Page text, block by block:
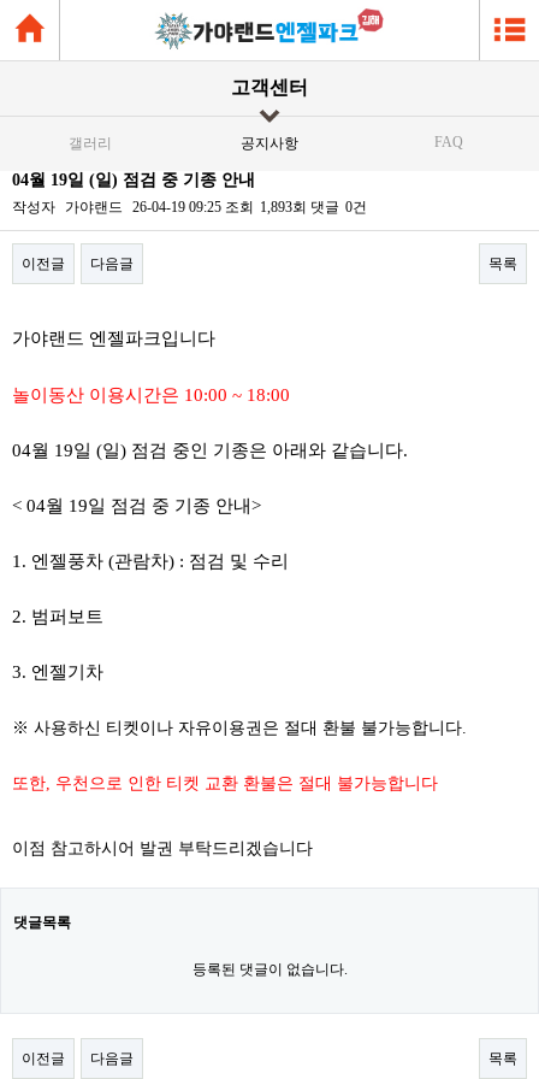
고객센터
갤러리 공지사항 FAQ
04월 19일 (일) 점검 중 기종 안내
작성자 가야랜드 26-04-19 09:25 조회 1,893회 댓글 0건
이전글 다음글 목록
가야랜드 엔젤파크입니다
놀이동산 이용시간은 10:00 ~ 18:00
04월 19일 (일) 점검 중인 기종은 아래와 같습니다.
< 04월 19일 점검 중 기종 안내>
1. 엔젤풍차 (관람차) : 점검 및 수리
2. 범퍼보트
3. 엔젤기차
※ 사용하신 티켓이나 자유이용권은 절대 환불 불가능합니다.
또한, 우천으로 인한 티켓 교환 환불은 절대 불가능합니다
이점 참고하시어 발권 부탁드리겠습니다
댓글목록
등록된 댓글이 없습니다.
이전글 다음글 목록